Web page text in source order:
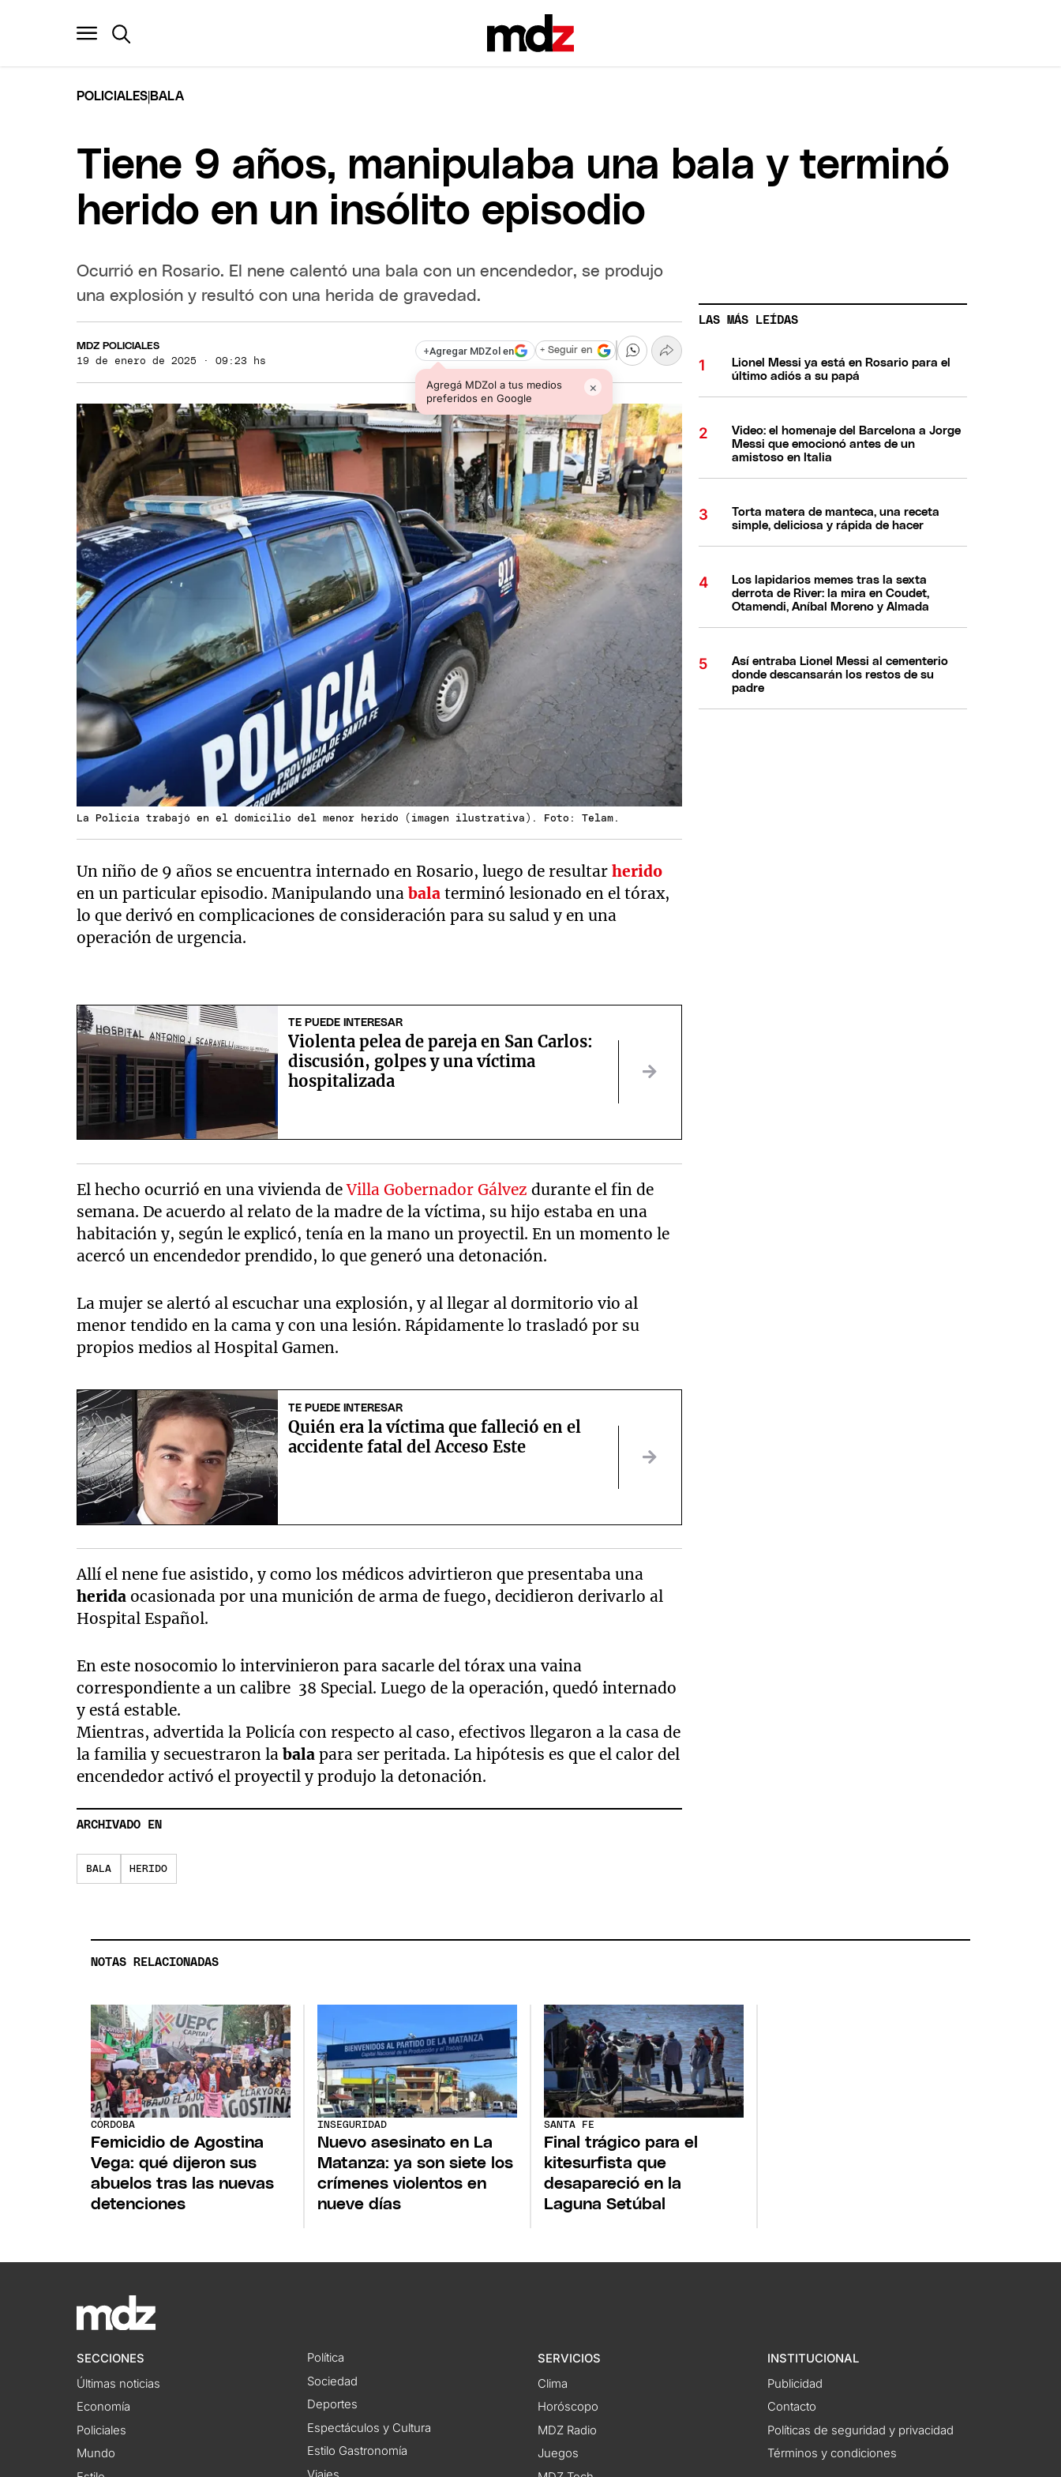
POLICIALES BALA
Tiene 9 años, manipulaba una bala y terminó
herido en un insólito episodio
Ocurrió en Rosario. El nene calentó una bala con un encendedor, se produjo
una explosión y resultó con una herida de gravedad.
MDZ POLICIALES
19 de enero de 2025 · 09:23 hs
+Agregar MDZol en
Agregá MDZol a tus medios
preferidos en Google
×
+ Seguir en
La Policía trabajó en el domicilio del menor herido (imagen ilustrativa). Foto: Telam.
Un niño de 9 años se encuentra internado en Rosario, luego de resultarherido
en un particular episodio. Manipulando una bala terminó lesionado en el tórax,
lo que derivó en complicaciones de consideración para su salud y en una
operación de urgencia.
TE PUEDE INTERESAR
Violenta pelea de pareja en San Carlos:
discusión, golpes y una víctima
hospitalizada
El hecho ocurrió en una vivienda deVilla Gobernador Gálvez durante el fin de
semana. De acuerdo al relato de la madre de la víctima, su hijo estaba en una
habitación y, según le explicó, tenía en la mano un proyectil. En un momento le
acercó un encendedor prendido, lo que generó una detonación.
La mujer se alertó al escuchar una explosión, y al llegar al dormitorio vio al
menor tendido en la cama y con una lesión. Rápidamente lo trasladó por su
propios medios al Hospital Gamen.
TE PUEDE INTERESAR
Quién era la víctima que falleció en el
accidente fatal del Acceso Este
Allí el nene fue asistido, y como los médicos advirtieron que presentaba una
herida ocasionada por una munición de arma de fuego, decidieron derivarlo al
Hospital Español.
En este nosocomio lo intervinieron para sacarle del tórax una vaina
correspondiente a un calibre 38 Special. Luego de la operación, quedó internado
y está estable.
Mientras, advertida la Policía con respecto al caso, efectivos llegaron a la casa de
la familia y secuestraron la bala para ser peritada. La hipótesis es que el calor del
encendedor activó el proyectil y produjo la detonación.
ARCHIVADO EN
BALA HERIDO
LAS MÁS LEÍDAS
Lionel Messi ya está en Rosario para el
último adiós a su papá
Video: el homenaje del Barcelona a Jorge
Messi que emocionó antes de un
amistoso en Italia
Torta matera de manteca, una receta
simple, deliciosa y rápida de hacer
Los lapidarios memes tras la sexta
derrota de River: la mira en Coudet,
Otamendi, Aníbal Moreno y Almada
Así entraba Lionel Messi al cementerio
donde descansarán los restos de su
padre
NOTAS RELACIONADAS
CÓRDOBA
Femicidio de Agostina
Vega: qué dijeron sus
abuelos tras las nuevas
detenciones
INSEGURIDAD
Nuevo asesinato en La
Matanza: ya son siete los
crímenes violentos en
nueve días
SANTA FE
Final trágico para el
kitesurfista que
desapareció en la
Laguna Setúbal
SECCIONES
Últimas noticias
Economía
Policiales
Mundo
Política
Sociedad
Deportes
Espectáculos y Cultura
Estilo Gastronomía
SERVICIOS
Clima
Horóscopo
MDZ Radio
Juegos
INSTITUCIONAL
Publicidad
Contacto
Políticas de seguridad y privacidad
Términos y condiciones